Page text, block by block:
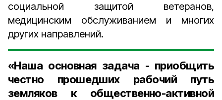
социальной защитой ветеранов,
медицинским обслуживанием и многих
других направлений.
«Наша основная задача - приобщить
честно прошедших рабочий путь
земляков к общественно-­активной